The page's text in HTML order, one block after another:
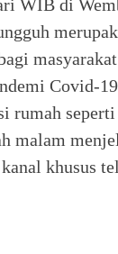
WIB di
Covid-
rumah
malam
khusus